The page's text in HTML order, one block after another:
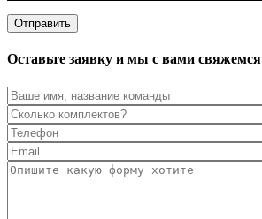
Оставьте заявку и мы с вами свяжемся